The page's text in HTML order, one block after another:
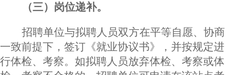
（三）岗位递补。
招聘单位与拟聘人员双方在平等自愿、协商
一致前提下，签订《就业协议书》，并按规定进
行体检、考察。如拟聘人员放弃体检、考察或体